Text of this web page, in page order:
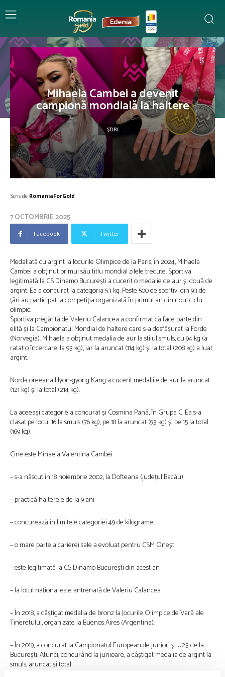
Mihaela Cambei a devenit
campionă mondială la haltere
ȘTIRI
Scris de RomaniaForGold
7 OCTOMBRIE 2025
Facebook Twitter
Medaliată cu argint la Jocurile Olimpice de la Paris, în 2024, Mihaela
Cambei a obținut primul său titlu mondial zilele trecute. Sportiva
legitimată la CS Dinamo București a cucerit o medalie de aur și două de
argint. Ea a concurat la categoria 53 kg. Peste 500 de sportivi din 93 de
țări au participat la competiția organizată în primul an din noul ciclu
olimpic.
Sportiva pregătită de Valeriu Calancea a confirmat că face parte din
elită și la Campionatul Mondial de haltere care s-a desfășurat la Forde
(Norvegia). Mihaela a obținut medalia de aur la stilul smuls, cu 94 kg (a
ratat o încercare, la 93 kg), iar la aruncat (114 kg) și la total (208 kg) a luat
argint.
Nord-coreeana Hyon-gyong Kang a cucerit medaliile de aur la aruncat
(121 kg) și la total (214 kg).
La aceeași categorie a concurat și Cosmina Pană, în Grupa C. Ea s-a
clasat pe locul 16 la smuls (76 kg), pe 18 la aruncat (93 kg) și pe 15 la total
(169 kg).
Cine este Mihaela Valentina Cambei
– s-a născut în 18 noiembrie 2002, la Dofteana (județul Bacău)
– practică halterele de la 9 ani
– concurează în limitele categoriei 49 de kilograme
– o mare parte a carierei sale a evoluat pentru CSM Onești
– este legitimată la CS Dinamo București din acest an
– la lotul național este antrenată de Valeriu Calancea
– În 2018, a câștigat medalia de bronz la Jocurile Olimpice de Vară ale
Tineretului, organizate la Buenos Aires (Argentina).
– În 2019, a concurat la Campionatul European de juniori și U23 de la
București. Atunci, concurând la junioare, a câștigat medalia de argint la
smuls, aruncat și total.